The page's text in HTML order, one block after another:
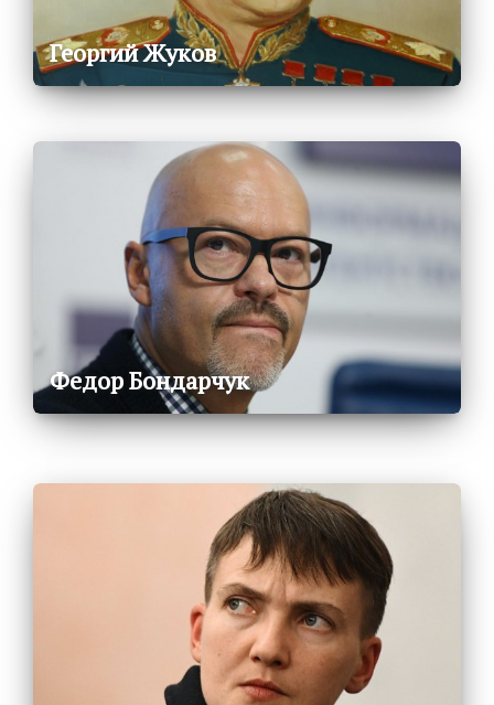
Георгий Жуков
Федор Бондарчук